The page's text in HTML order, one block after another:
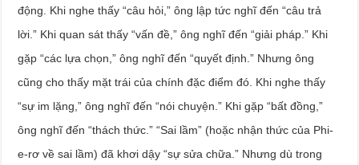
động. Khi nghe thấy “câu hỏi,” ông lập tức nghĩ đến “câu trả
lời.” Khi quan sát thấy “vấn đề,” ông nghĩ đến “giải pháp.” Khi
gặp “các lựa chọn,” ông nghĩ đến “quyết định.” Nhưng ông
cũng cho thấy mặt trái của chính đặc điểm đó. Khi nghe thấy
“sự im lặng,” ông nghĩ đến “nói chuyện.” Khi gặp “bất đồng,”
ông nghĩ đến “thách thức.” “Sai lầm” (hoặc nhận thức của Phi-
e-rơ về sai lầm) đã khơi dậy “sự sửa chữa.” Nhưng dù trong